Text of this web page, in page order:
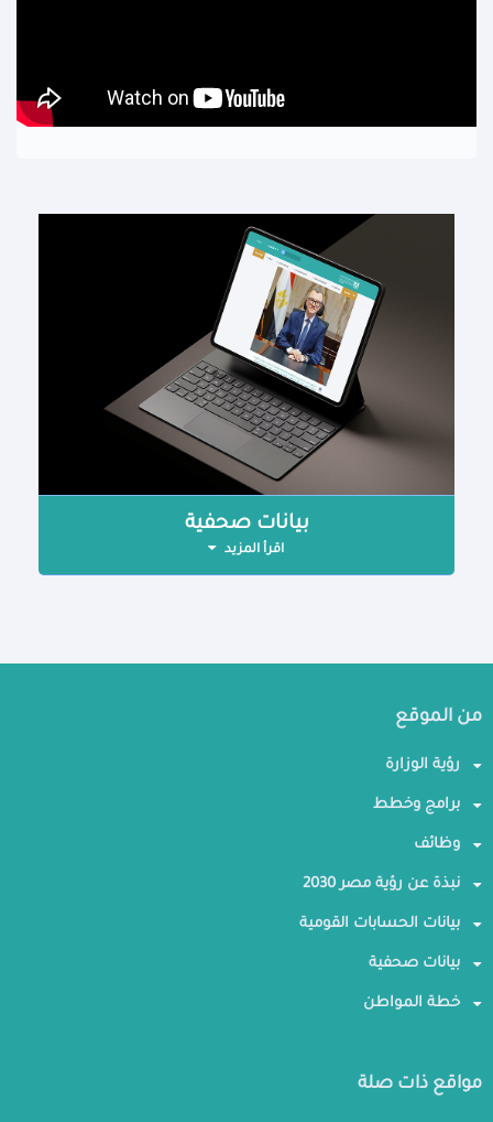
بيانات صحفية
اقرأ المزيد
من الموقع
رؤية الوزارة
برامج وخطط
وظائف
نبذة عن رؤية مصر 2030
بيانات الحسابات القومية
بيانات صحفية
خطة المواطن
مواقع ذات صلة